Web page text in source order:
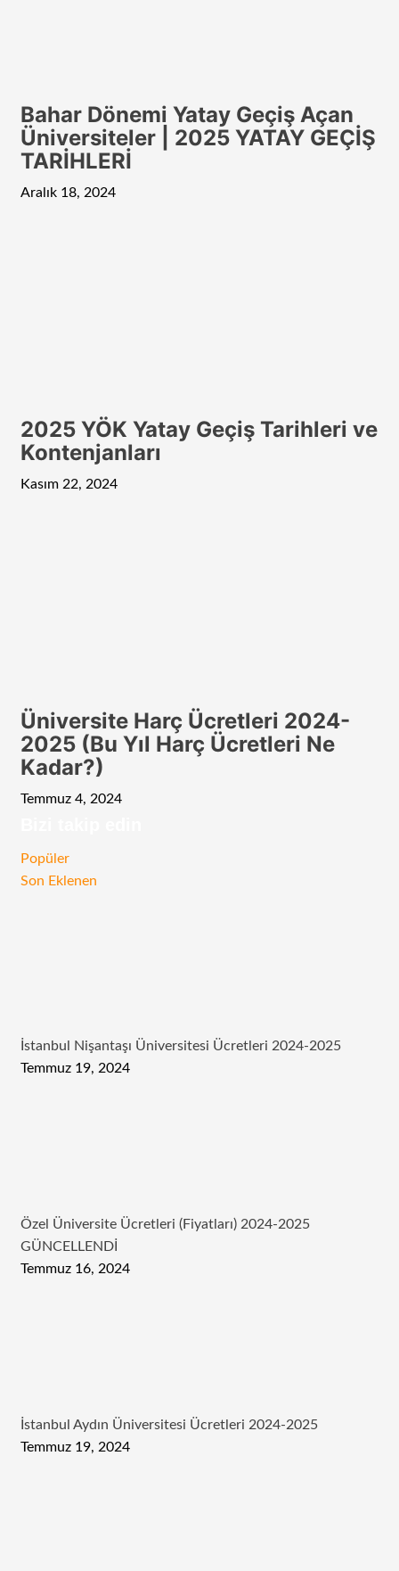
Bahar Dönemi Yatay Geçiş Açan
Üniversiteler | 2025 YATAY GEÇİŞ
TARİHLERİ
Aralık 18, 2024
2025 YÖK Yatay Geçiş Tarihleri ve
Kontenjanları
Kasım 22, 2024
Üniversite Harç Ücretleri 2024-
2025 (Bu Yıl Harç Ücretleri Ne
Kadar?)
Temmuz 4, 2024
Popüler
Son Eklenen
İstanbul Nişantaşı Üniversitesi Ücretleri 2024-2025
Temmuz 19, 2024
Özel Üniversite Ücretleri (Fiyatları) 2024-2025
GÜNCELLENDİ
Temmuz 16, 2024
İstanbul Aydın Üniversitesi Ücretleri 2024-2025
Temmuz 19, 2024